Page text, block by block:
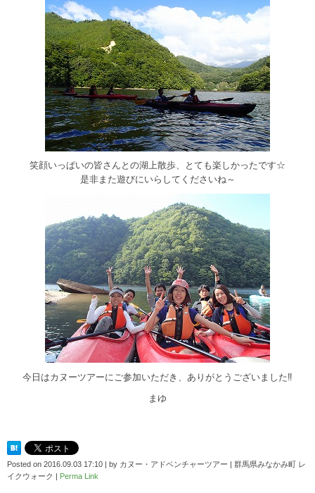
笑顔いっぱいの皆さんとの湖上散歩、とても楽しかったです☆
是非また遊びにいらしてくださいね～
今日はカヌーツアーにご参加いただき、ありがとうございました‼
まゆ
Posted on 2016.09.03 17:10 | by カヌー・アドベンチャーツアー | 群馬県みなかみ町 レ
イクウォーク | Perma Link